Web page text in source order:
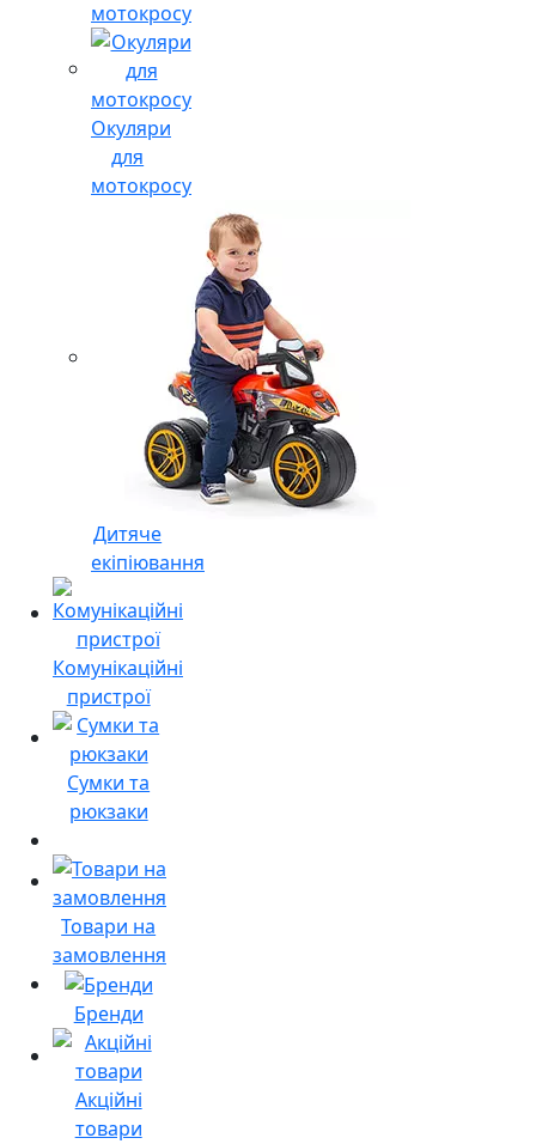
мотокросу
Окуляри
для
мотокросу
Дитяче
екіпіювання
Комунікаційні
пристрої
Сумки та
рюкзаки
Товари на
замовлення
Бренди
Акційні
товари